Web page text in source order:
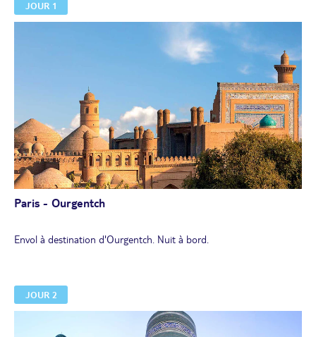
JOUR 1
Paris - Ourgentch
Envol à destination d'Ourgentch. Nuit à bord.
JOUR 2